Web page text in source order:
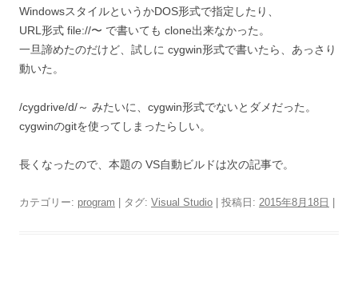
WindowsスタイルというかDOS形式で指定したり、
URL形式 file://〜 で書いても clone出来なかった。
一旦諦めたのだけど、試しに cygwin形式で書いたら、あっさり
動いた。
/cygdrive/d/～ みたいに、cygwin形式でないとダメだった。
cygwinのgitを使ってしまったらしい。
長くなったので、本題の VS自動ビルドは次の記事で。
カテゴリー: program | タグ: Visual Studio | 投稿日: 2015年8月18日